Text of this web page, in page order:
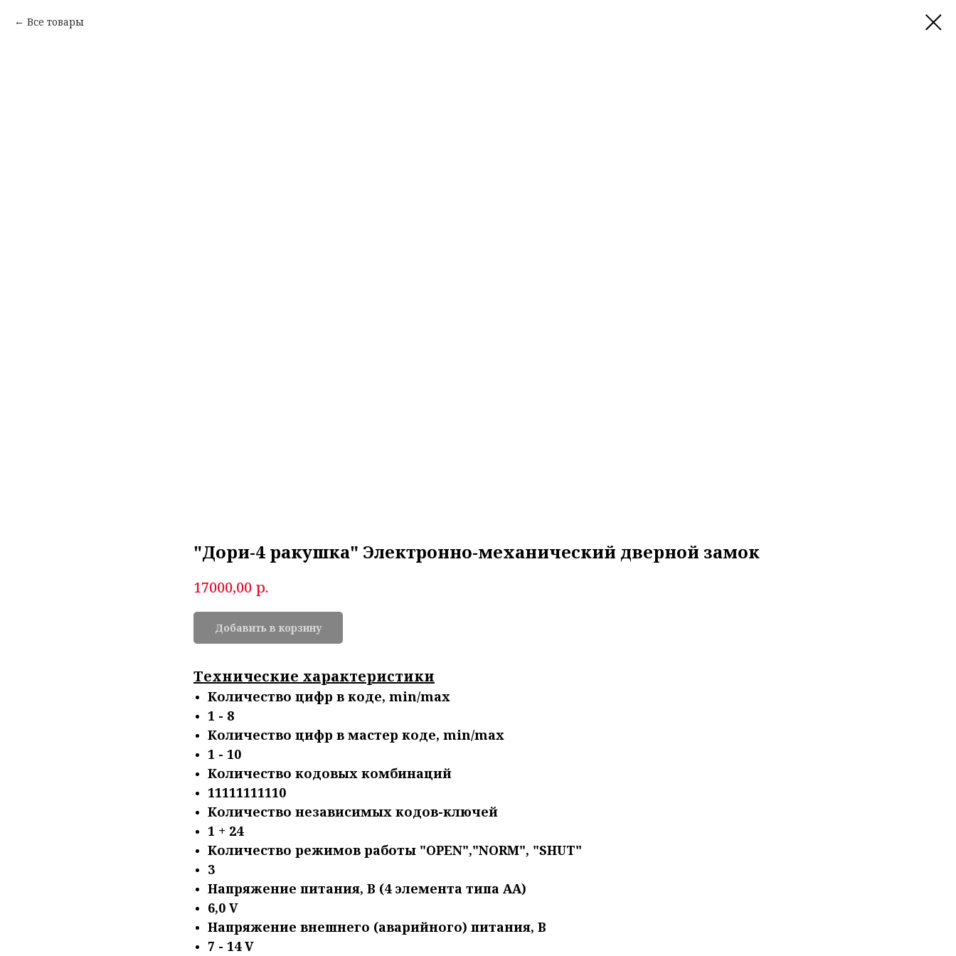
Все товары
"Дори-4 ракушка" Электронно-механический дверной замок
17000,00 р.
Добавить в корзину
Технические характеристики
Количество цифр в коде, min/max
1 - 8
Количество цифр в мастер коде, min/max
1 - 10
Количество кодовых комбинаций
11111111110
Количество независимых кодов-ключей
1 + 24
Количество режимов работы "OPEN","NORM", "SHUT"
3
Напряжение питания, В (4 элемента типа АА)
6,0 V
Напряжение внешнего (аварийного) питания, В
7 - 14 V